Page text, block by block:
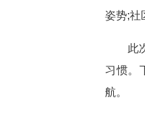
姿势;社
此次
习惯。
航。